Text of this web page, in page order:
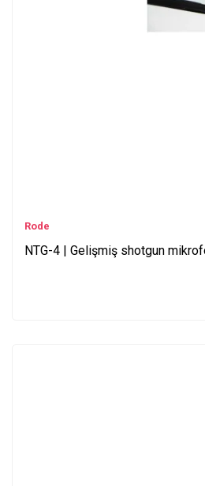
Rode
NTG-4 | Gelişmiş shotgun